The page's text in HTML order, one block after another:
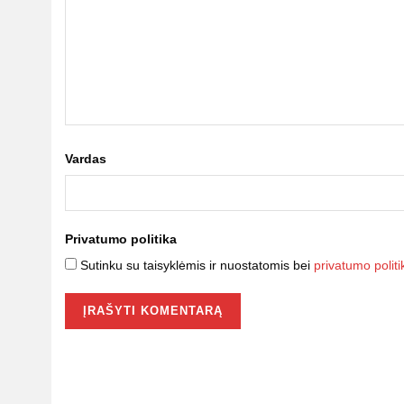
Vardas
Privatumo politika
Sutinku su taisyklėmis ir nuostatomis bei privatumo